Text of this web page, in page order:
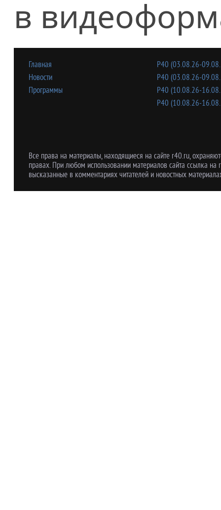
в
Главная
Новости
Программы
Р40 (03.08.26-
Р40 (03.08.26-
Р40 (10.08.26-
Р40 (10.08.26-
Все права на материалы, находящиеся на сайте r40.ru,
правах. При любом использовании материалов сайта ссылка
высказанные в комментариях читателей и новостных